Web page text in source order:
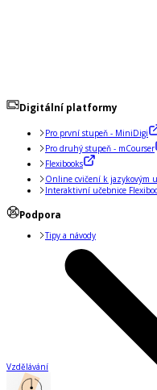
Digitální platformy
Pro první stupeň - MiniDigi
Pro druhý stupeň - mCourser
Flexibooks
Online cvičení k jazykovým
Interaktivní učebnice
Podpora
Tipy a návody
Vzdělávání